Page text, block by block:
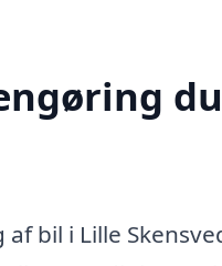
bil i Lille